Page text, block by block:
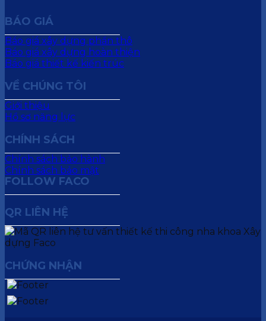
BÁO GIÁ
Báo giá xây dựng phần thô
Báo giá xây dựng hoàn thiện
Báo giá thiết kế kiến trúc
VỀ CHÚNG TÔI
Giới thiệu
Hồ sơ năng lực
CHÍNH SÁCH
Chính sách bảo hành
Chính sách bảo mật
FOLLOW FACO
QR LIÊN HỆ
CHỨNG NHẬN